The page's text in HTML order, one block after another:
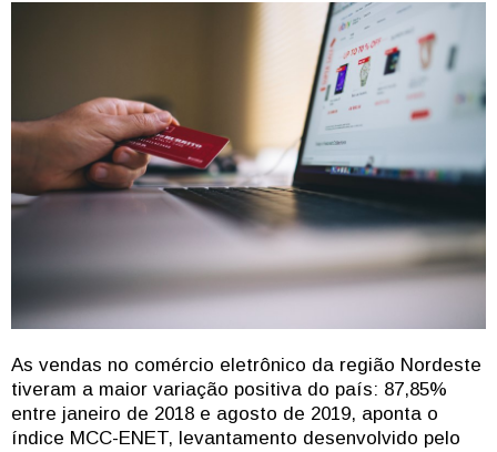
As vendas no comércio eletrônico da região Nordeste
tiveram a maior variação positiva do país: 87,85%
entre janeiro de 2018 e agosto de 2019, aponta o
índice MCC-ENET, levantamento desenvolvido pelo